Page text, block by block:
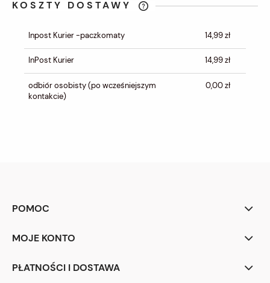
KOSZTY DOSTAWY
KOSZTÓW PŁATNOŚCI
Inpost Kurier -paczkomaty 14,99 zł
InPost Kurier 14,99 zł
odbiór osobisty(po wcześniejszym
kontakcie)
0,00 zł
POMOC
MOJE KONTO
PŁATNOŚCI I DOSTAWA